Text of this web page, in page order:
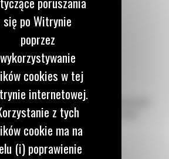
PŁATNOŚCI
za pobraniem oraz przelewem z odroczonym
klientów zweryfikowanych przez nasz dział
kredytowy).
się po Witrynie
poprzez
wykorzystywanie
cookies w tej
internetowej.
z tych
cookie ma na
(i) poprawienie